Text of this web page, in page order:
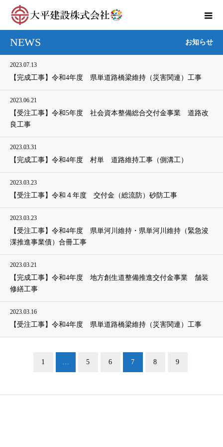
NEWS お知らせ
2023.07.13
【完成工事】令和4年度 県単道路橋梁維持（災害関連）工事
2023.06.21
【受注工事】令和5年度 社会資本整備総合交付金事業 道路改
良工事
2023.03.31
【完成工事】令和4年度 村単 道路維持工事（側溝工）
2023.03.23
【受注工事】令和４年度 交付金（総流防）砂防工事
2023.03.23
【受注工事】令和4年度 県単河川維持・県単河川維持（緊急浚
渫推進事業債）合冊工事
2023.03.21
【完成工事】令和4年度 地方創生道整備推進交付金事業 舗装
修繕工事
2023.03.16
【受注工事】令和4年度 県単道路橋梁維持（災害関連）工事
1 … 5 6 7 8 9